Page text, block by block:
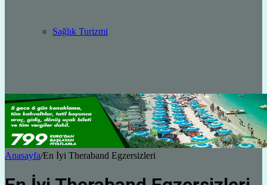
Sağlık Turizmi
Anasayfa/En İyi Theraband Egzersizleri